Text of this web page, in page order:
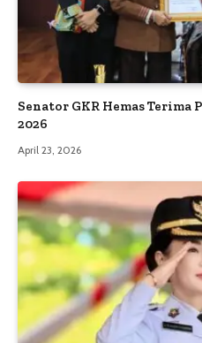
Senator GKR Hemas Terima
2026
April 23, 2026